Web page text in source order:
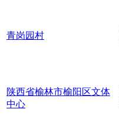
青岗园村
陕西省榆林市榆阳区文体
中心